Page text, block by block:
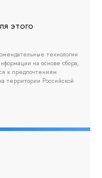
этого
технологии
на основе сбора,
к предпочтениям
территории Российской